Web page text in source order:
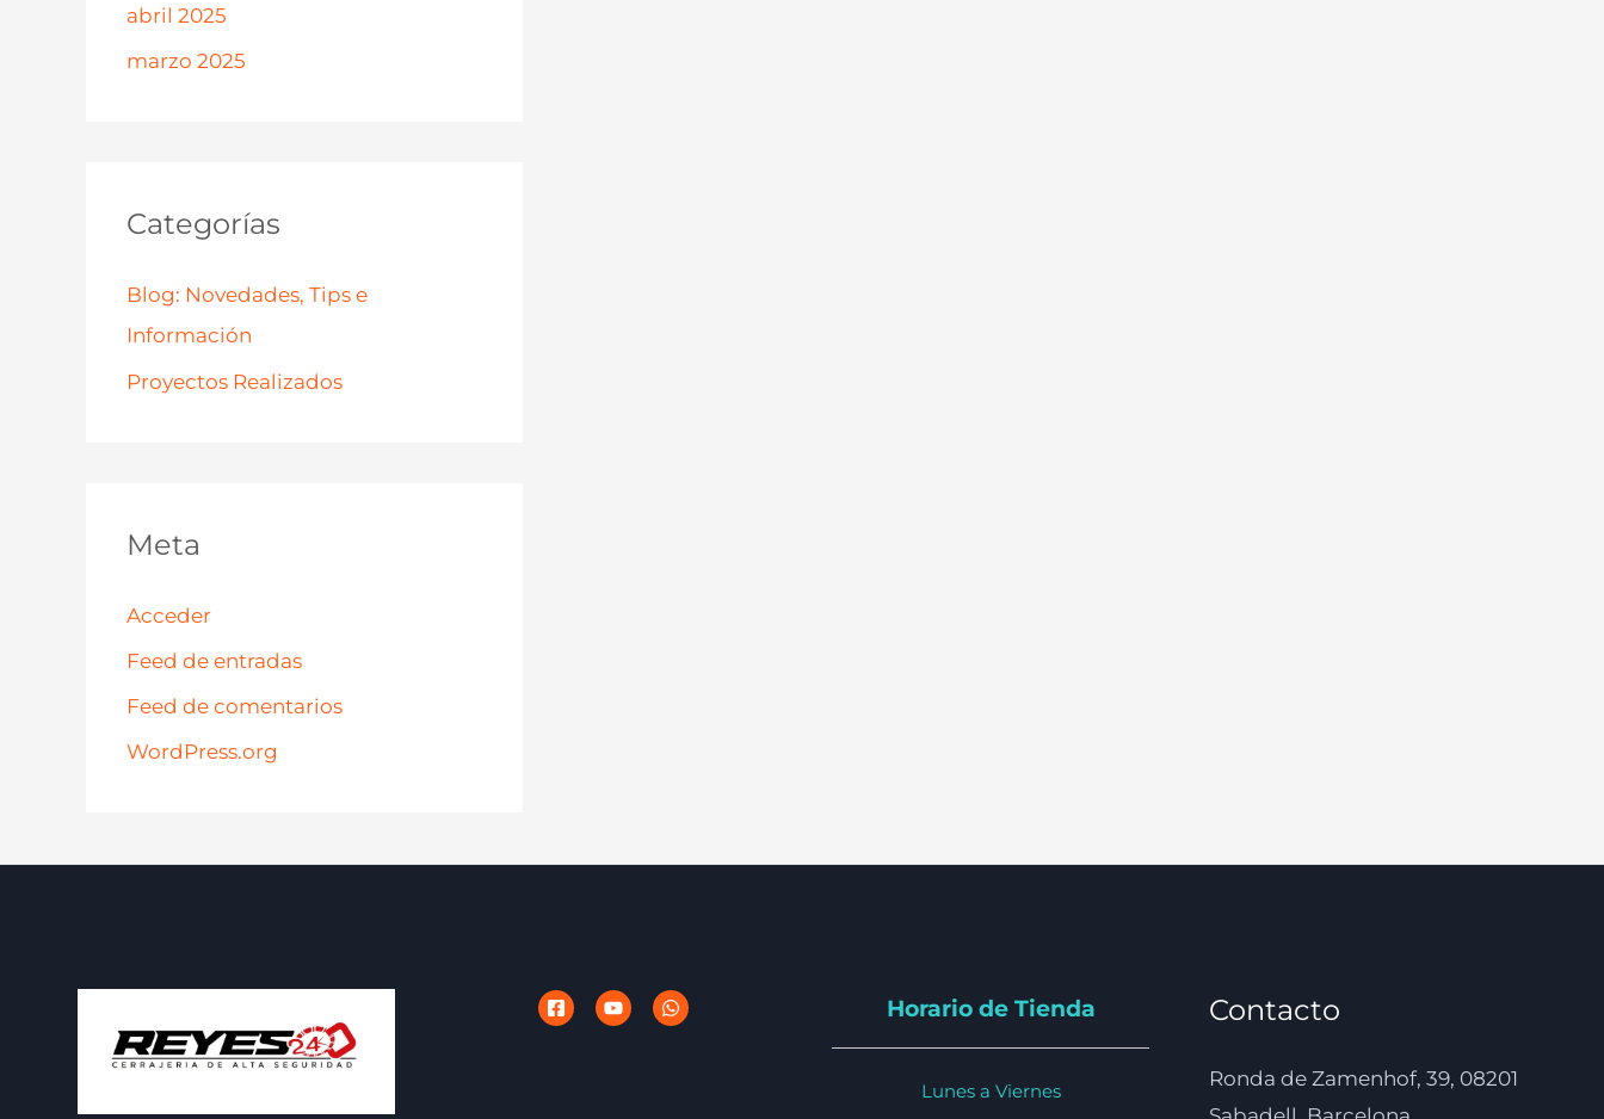
abril 2025
marzo 2025
Categorías
Blog: Novedades, Tips e
Información
Proyectos Realizados
Meta
Acceder
Feed de entradas
Feed de comentarios
WordPress.org
Horario de Tienda
Lunes a Viernes
Contacto
Ronda de Zamenhof, 39, 08201